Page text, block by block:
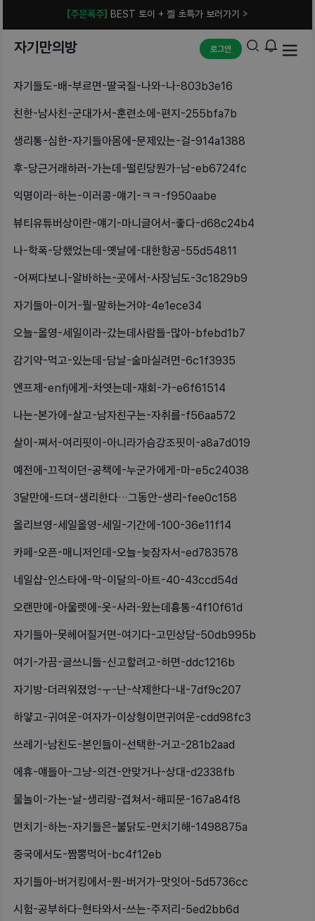
[주문폭주] BEST 토이 + 젤 초특가 보러가기 >
자기만의방 로그인
자기들도-배-부르면-딸국질-나와-나-803b3e16
친한-남사친-군대가서-훈련소에-편지-255bfa7b
생리통-심한-자기들아몸에-문제있는-걸-914a1388
후-당근거래하러-가는데-떨린당뭔가-남-eb6724fc
익명이라-하는-이러콩-얘기-ㅋㅋ-f950aabe
뷰티유튜버상이란-얘기-마니글어서-좋다-d68c24b4
나-학폭-당했었는데-옛날에-대한항공-55d54811
-어쩌다보니-알바하는-곳에서-사장님도-3c1829b9
자기들아-이거-뭘-말하는거야-4e1ece34
오늘-올영-세일이라-갔는데사람들-많아-bfebd1b7
감기약-먹고-있는데-담날-술마실려면-6c1f3935
엔프제-enfj에게-차엿는데-재회-가-e6f61514
나는-본가에-살고-남자친구는-자취를-f56aa572
살이-쪄서-여리핏이-아니라가슴강조핏이-a8a7d019
예전에-끄적이던-공책에-누군가에게-마-e5c24038
3달만에-드뎌-생리한다…그동안-생리-fee0c158
올리브영-세일올영-세일-기간에-100-36e11f14
카페-오픈-매니저인데-오늘-늦잠자서-ed783578
네일샵-인스타에-막-이달의-아트-40-43ccd54d
오랜만에-아울렛에-옷-사러-왔는데흉통-4f10f61d
자기들아-못헤어질거면-여기다-고민상담-50db995b
여기-가끔-글쓰니들-신고할려고-하면-ddc1216b
자기방-더러워졌엉-ㅜ-난-삭제한다-내-7df9c207
하얗고-귀여운-여자가-이상형이면귀여운-cdd98fc3
쓰레기-남친도-본인들이-선택한-거고-281b2aad
에휴-얘들아-그냥-의견-안맞거나-상대-d2338fb
물놀이-가는-날-생리랑-겹쳐서-해피문-167a84f8
면치기-하는-자기들은-불닭도-면치기해-1498875a
중국에서도-짬뽕먹어-bc4f12eb
자기들아-버거킹에서-뭔-버거가-맛잇어-5d5736cc
시험-공부하다-현타와서-쓰는-주저리-5ed2bb6d